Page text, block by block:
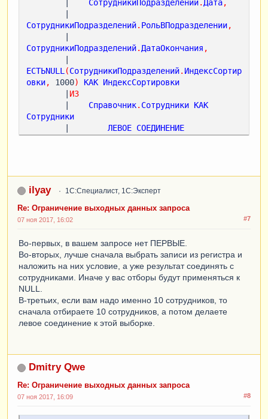
СотрудникиПодразделений.Дата,
СотрудникиПодразделений. РольВПодразделении,
СотрудникиПодразделений.ДатаОкончания ,
ЕСТЬNULL(СотрудникиПодразделений. ИндексСортир
овки, 1000) КАК ИндексСортировки
ИЗ
Справочник. Сотрудники КАК
Сотрудники
ЛЕВОЕ СОЕДИНЕНИЕ
СотрудникиПодразделений.Сотрудник =
Сотрудники
|ГДЕ " +
?
(ЗначениеЗаполнено
&ОргПодр
| И СотрудникиПодразделений.Дата
<= &Дата
| И
(СотрудникиПодразделений
ДАТАВРЕМЯ(1, 1, 1, 0 , 0, 0)
| ИЛИ
СотрудникиПодразделений.ДатаОкончания
ПОДОБНО ""%"" + &Наименование + ""%""
|
ется, Истина ) = ИСТИНА
|
|УПОРЯДОЧИТЬ ПО
ilyay 1С:Специалист, 1С:Эксперт
Re: Ограничение выходных данных запроса
#7
07 ноя 2017, 16:02
Во-первых, в вашем запросе нет ПЕРВЫЕ.
Во-вторых, лучше сначала выбрать записи из регистра и
наложить на них условие, а уже результат соединять с
сотрудниками. Иначе у вас отборы будут применяться к
NULL.
В-третьих, если вам надо именно 10 сотрудников, то
сначала отбираете 10 сотрудников, а потом делаете
левое соединение к этой выборке.
Dmitry Qwe
Re: Ограничение выходных данных запроса
#8
07 ноя 2017, 16:09